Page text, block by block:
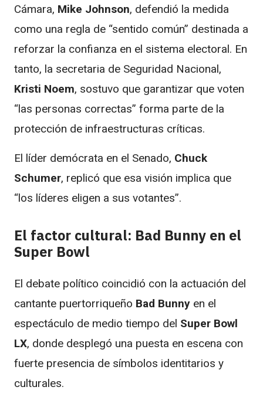
Cámara, Mike Johnson, defendió la medida
como una regla de “sentido común” destinada a
reforzar la confianza en el sistema electoral. En
tanto, la secretaria de Seguridad Nacional,
Kristi Noem, sostuvo que garantizar que voten
“las personas correctas” forma parte de la
protección de infraestructuras críticas.
El líder demócrata en el Senado, Chuck
Schumer, replicó que esa visión implica que
“los líderes eligen a sus votantes”.
El factor cultural: Bad Bunny en el
Super Bowl
El debate político coincidió con la actuación del
cantante puertorriqueño Bad Bunny en el
espectáculo de medio tiempo del Super Bowl
LX, donde desplegó una puesta en escena con
fuerte presencia de símbolos identitarios y
culturales.